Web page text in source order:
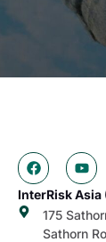
InterRisk
175
Sathorn